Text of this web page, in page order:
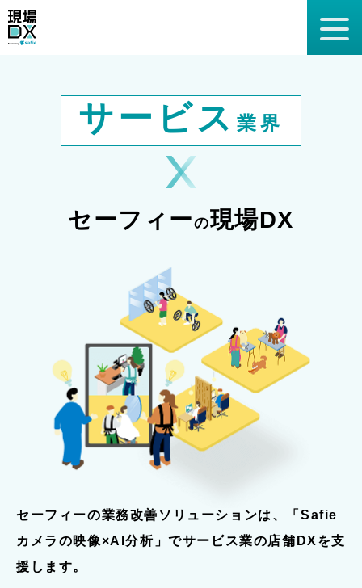
サービス提案事例
建設業界
小売業界
サービス業界
飲食業界
物流業界
戸建て住宅業界
ノウハウ紹介
お問い合わせ
Safieサイトトップへ
サービス 業界
セーフィーの現場DX
セーフィーの業務改善ソリューションは、「Safie
カメラの映像×AI分析」でサービス業の店舗DXを支
援します。